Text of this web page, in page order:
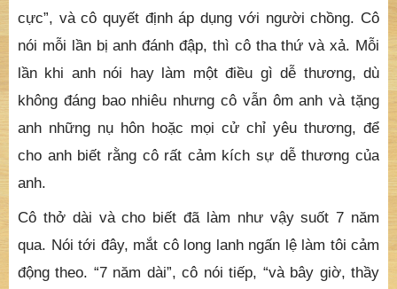
cực”, và cô quyết định áp dụng với người chồng. Cô
nói mỗi lần bị anh đánh đập, thì cô tha thứ và xả. Mỗi
lần khi anh nói hay làm một điều gì dễ thương, dù
không đáng bao nhiêu nhưng cô vẫn ôm anh và tặng
anh những nụ hôn hoặc mọi cử chỉ yêu thương, để
cho anh biết rằng cô rất cảm kích sự dễ thương của
anh.
Cô thở dài và cho biết đã làm như vậy suốt 7 năm
qua. Nói tới đây, mắt cô long lanh ngấn lệ làm tôi cảm
động theo. “7 năm dài”, cô nói tiếp, “và bây giờ, thầy